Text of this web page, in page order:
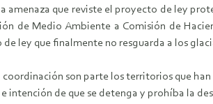
amenaza que reviste el proyecto de ley
de Medio Ambiente a Comisión de
ley que finalmente no resguarda a los
coordinación son parte los territorios que
intención de que se detenga y prohíba la